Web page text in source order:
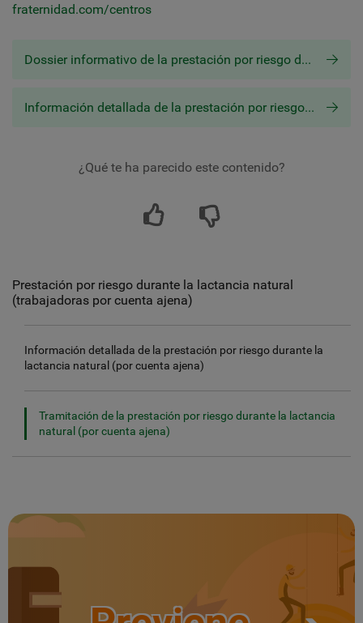
fraternidad.com/centros
Dossier informativo de la prestación por riesgo durante la lactancia natural
Información detallada de la prestación por riesgo durante la lactancia natural (por cuenta ajena)
¿Qué te ha parecido este contenido?
Prestación por riesgo durante la lactancia natural
(trabajadoras por cuenta ajena)
Información detallada de la prestación por riesgo durante la
lactancia natural (por cuenta ajena)
Tramitación de la prestación por riesgo durante la lactancia
natural (por cuenta ajena)